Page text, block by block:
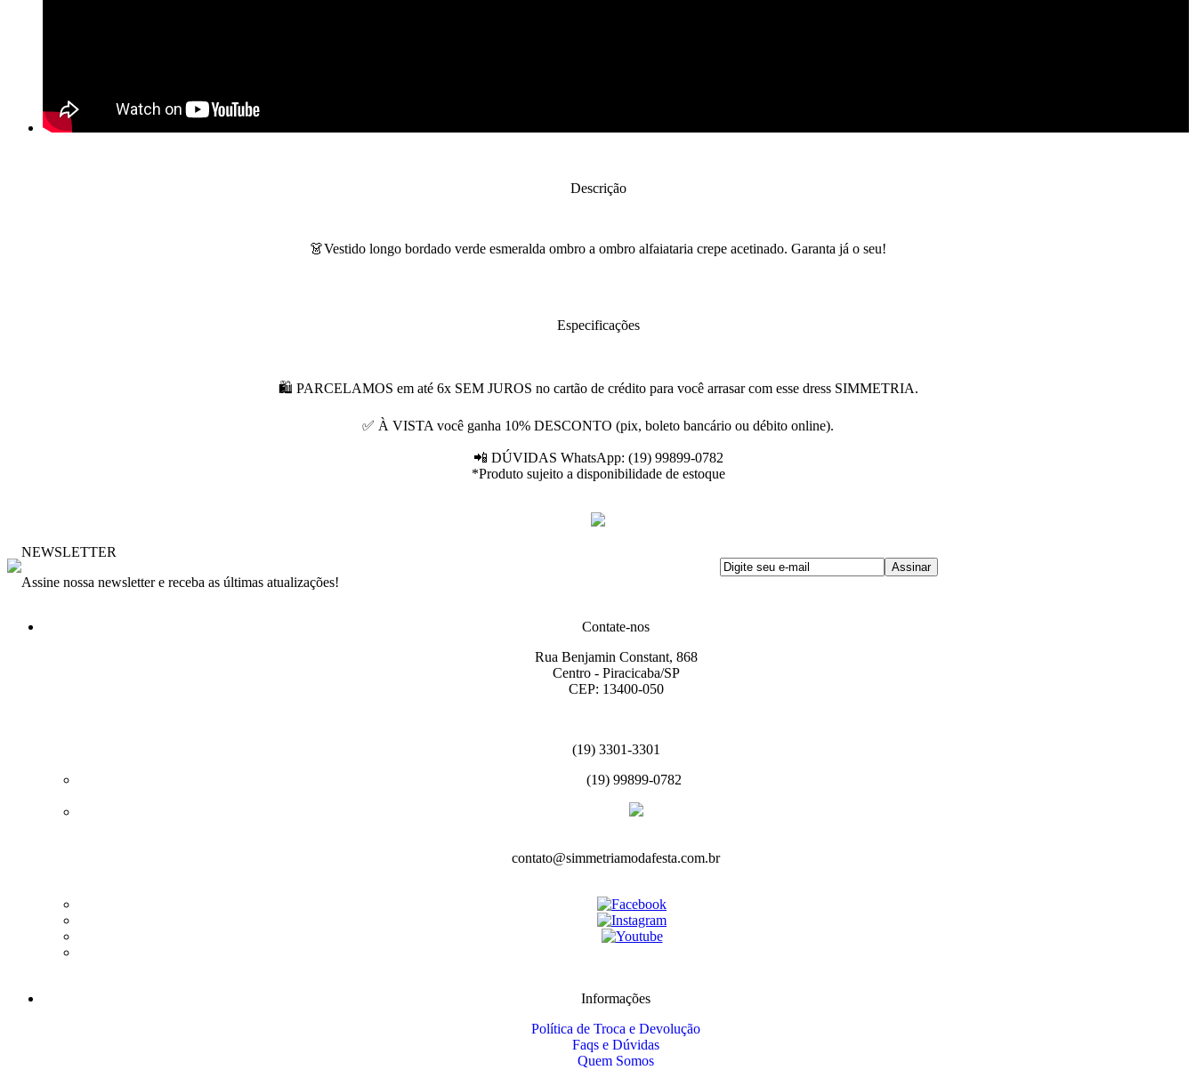
Descrição
👗Vestido longo bordado verde esmeralda ombro a ombro alfaiataria crepe acetinado. Garanta já o seu!
Especificações
🛍 PARCELAMOS em até 6x SEM JUROS no cartão de crédito para você arrasar com esse dress SIMMETRIA.
✅ À VISTA você ganha 10% DESCONTO (pix, boleto bancário ou débito online).
📲 DÚVIDAS WhatsApp: (19) 99899-0782
*Produto sujeito a disponibilidade de estoque
NEWSLETTER
Assine nossa newsletter e receba as últimas atualizações!
Contate-nos
Rua Benjamin Constant, 868
Centro - Piracicaba/SP
CEP: 13400-050
(19) 3301-3301
(19) 99899-0782
contato@simmetriamodafesta.com.br
Informações
Política de Troca e Devolução
Faqs e Dúvidas
Quem Somos